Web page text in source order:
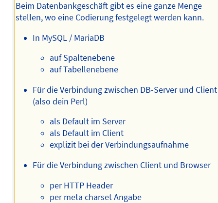
Beim Datenbankgeschäft gibt es eine ganze Menge
stellen, wo eine Codierung festgelegt werden kann.
In MySQL / MariaDB
auf Spaltenebene
auf Tabellenebene
Für die Verbindung zwischen DB-Server und Client
(also dein Perl)
als Default im Server
als Default im Client
explizit bei der Verbindungsaufnahme
Für die Verbindung zwischen Client und Browser
per HTTP Header
per meta charset Angabe